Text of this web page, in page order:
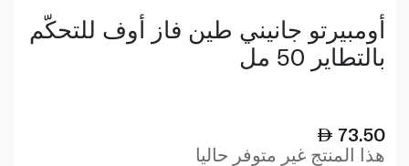
أومبيرتو جانيني طين فاز أوف للتحكّم
بالتطاير 50 مل
73.50
هذا المنتج غير متوفر حاليا